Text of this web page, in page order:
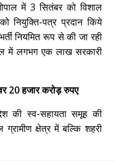
में 3 सितंबर को विशाल
नियुक्ति-पत्र प्रदान किये
नियमित रूप से की जा रही
में लगभग एक लाख सरकारी
20 हजार करोड़ रुपए
की स्व-सहायता समूह की
क्षेत्र में बल्कि शहरी